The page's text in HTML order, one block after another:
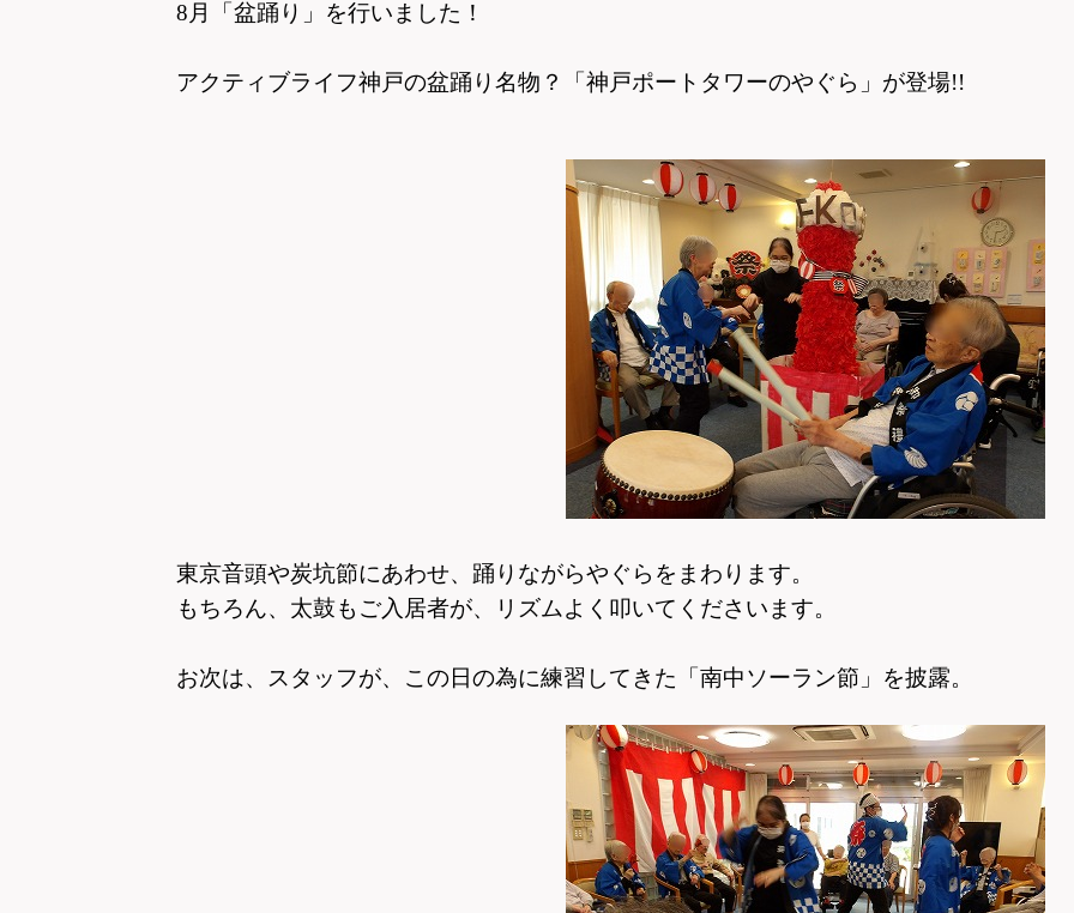
8月「盆踊り」を行いました！
アクティブライフ神戸の盆踊り名物？「神戸ポートタワーのやぐら」が登場!!
東京音頭や炭坑節にあわせ、踊りながらやぐらをまわります。
もちろん、太鼓もご入居者が、リズムよく叩いてくださいます。
お次は、スタッフが、この日の為に練習してきた「南中ソーラン節」を披露。